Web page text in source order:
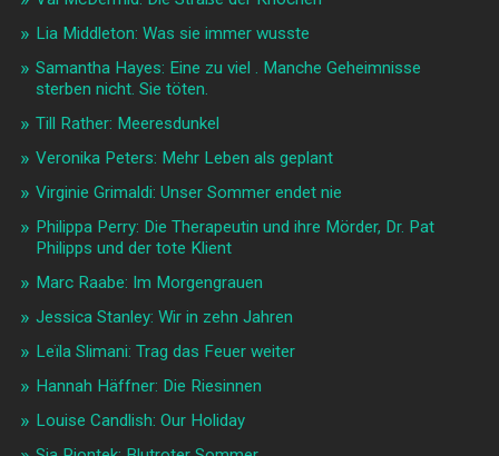
Lia Middleton: Was sie immer wusste
Samantha Hayes: Eine zu viel . Manche Geheimnisse
sterben nicht. Sie töten.
Till Rather: Meeresdunkel
Veronika Peters: Mehr Leben als geplant
Virginie Grimaldi: Unser Sommer endet nie
Philippa Perry: Die Therapeutin und ihre Mörder, Dr. Pat
Philipps und der tote Klient
Marc Raabe: Im Morgengrauen
Jessica Stanley: Wir in zehn Jahren
Leïla Slimani: Trag das Feuer weiter
Hannah Häffner: Die Riesinnen
Louise Candlish: Our Holiday